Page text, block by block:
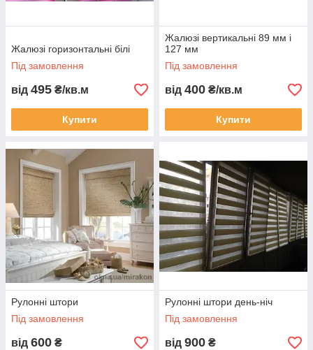
Жалюзі горизонтальні білі
Під замовлення
від 495 ₴/кв.м
Купити
Жалюзі вертикальні 89 мм і
127 мм
Під замовлення
від 400 ₴/кв.м
Купити
Рулонні штори
Під замовлення
від 600 ₴
Рулонні штори день-ніч
Під замовлення
від 900 ₴